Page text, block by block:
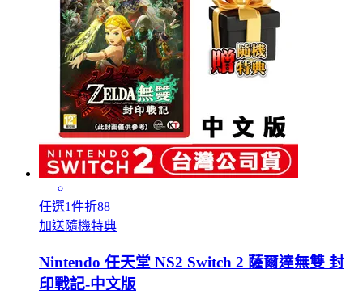
任選1件折88
加送隨機特典
Nintendo 任天堂 NS2 Switch 2 薩爾達無雙 封
印戰記-中文版